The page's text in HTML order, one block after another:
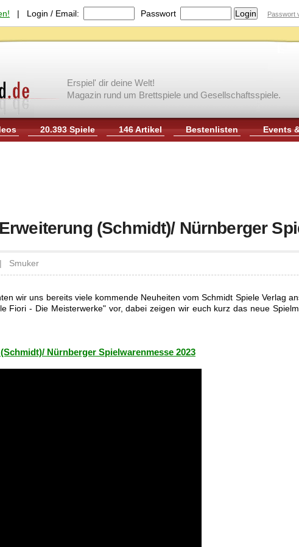
| Login / Email: Passwort Passwort
Erspiel' dir deine Welt!
Magazin rund um Brettspiele und Gesellschaftsspiele.
20.393 Spiele 146 Artikel Bestenlisten Events
(Schmidt)/ Nürnberger
Smuker
wir uns bereits viele kommende Neuheiten vom Schmidt Spiele Verlag
Fiori - Die Meisterwerke" vor, dabei zeigen wir euch kurz das neue
Nürnberger Spielwarenmesse 2023